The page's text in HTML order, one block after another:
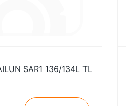
SAR1 136/134L TL